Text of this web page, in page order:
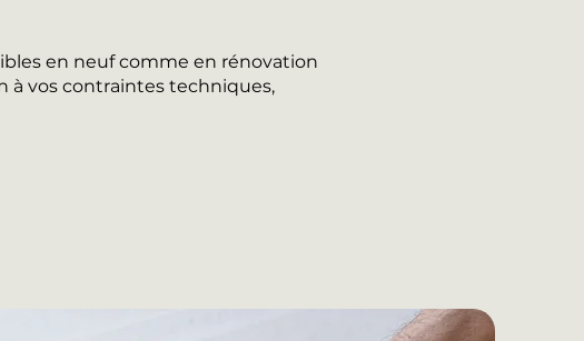
en neuf comme en rénovation
à vos contraintes techniques,